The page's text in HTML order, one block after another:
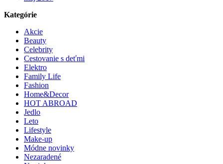
Kategórie
Akcie
Beauty
Celebrity
Cestovanie s deťmi
Elektro
Family Life
Fashion
Home&Decor
HOT ABROAD
Jedlo
Leto
Lifestyle
Make-up
Módne novinky
Nezaradené